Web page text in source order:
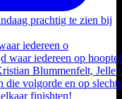
iedereen o